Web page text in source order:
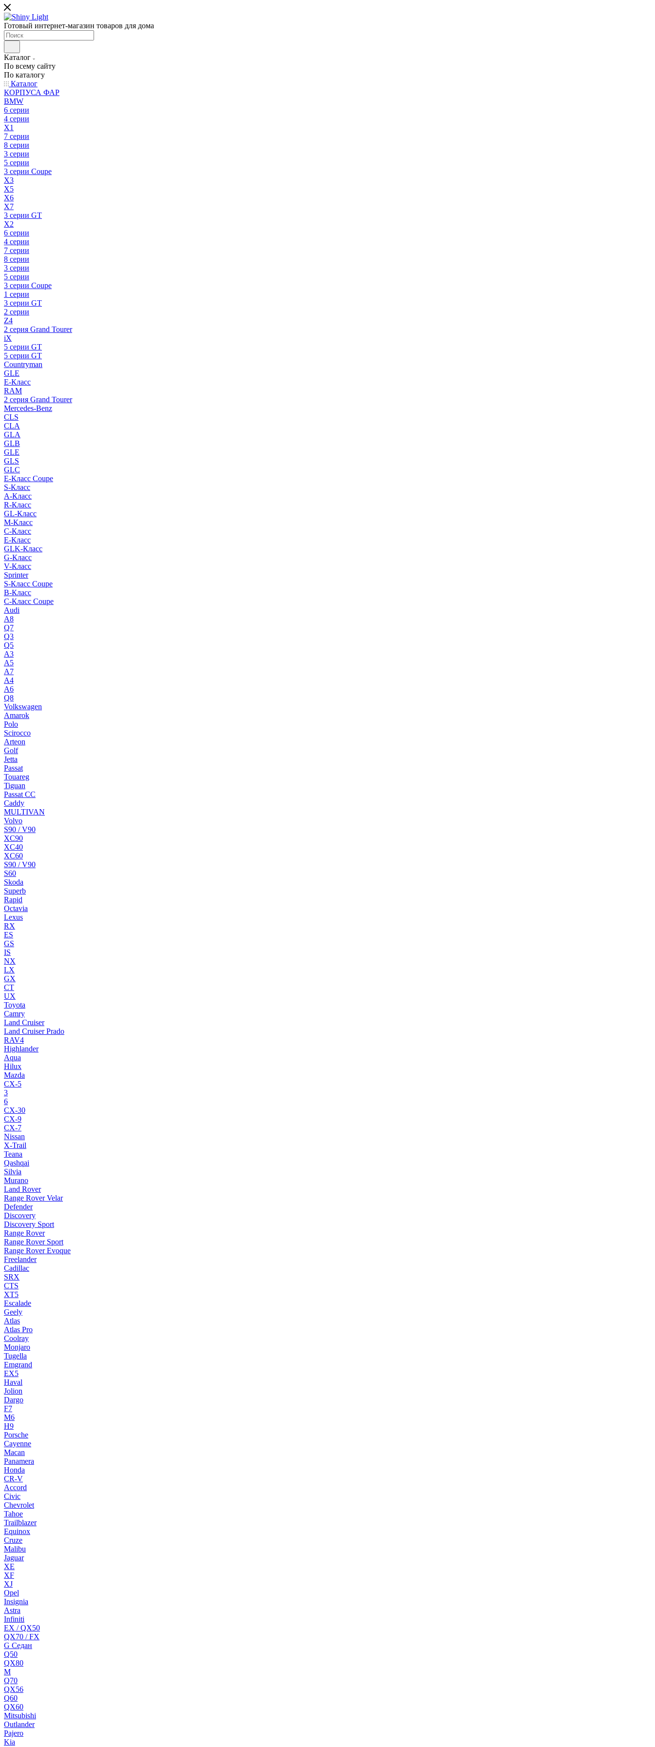
Готовый интернет-магазин товаров для дома
Каталог
По всему сайту
По каталогу
Каталог
КОРПУСА ФАР
BMW
6 серии
4 серии
X1
7 серии
8 серии
3 серии
5 серии
3 серии Coupe
X3
X5
X6
X7
3 серии GT
X2
6 серии
4 серии
7 серии
8 серии
3 серии
5 серии
3 серии Coupe
1 серии
3 серии GT
2 серии
Z4
2 серия Grand Tourer
iX
5 серии GT
5 серии GT
Countryman
GLE
E-Класс
RAM
2 серия Grand Tourer
Mercedes-Benz
CLS
CLA
GLA
GLB
GLE
GLS
GLC
E-Класс Coupe
S-Класс
A-Класс
R-Класс
GL-Класс
M-Класс
C-Класс
E-Класс
GLK-Класс
G-Класс
V-Класс
Sprinter
S-Класс Сoupe
B-Класс
C-Класс Coupe
Audi
A8
Q7
Q3
Q5
A3
A5
A7
A4
A6
Q8
Volkswagen
Amarok
Polo
Scirocco
Arteon
Golf
Jetta
Passat
Touareg
Tiguan
Passat CC
Caddy
MULTIVAN
Volvo
S90 / V90
XC90
XC40
XC60
S90 / V90
S60
Skoda
Superb
Rapid
Octavia
Lexus
RX
ES
GS
IS
NX
LX
GX
CT
UX
Toyota
Camry
Land Cruiser
Land Cruiser Prado
RAV4
Highlander
Aqua
Hilux
Mazda
CX-5
3
6
CX-30
CX-9
CX-7
Nissan
X-Trail
Teana
Qashqai
Silvia
Murano
Land Rover
Range Rover Velar
Defender
Discovery
Discovery Sport
Range Rover
Range Rover Sport
Range Rover Evoque
Freelander
Cadillac
SRX
CTS
XT5
Escalade
Geely
Atlas
Atlas Pro
Coolray
Monjaro
Tugella
Emgrand
EX5
Haval
Jolion
Dargo
F7
M6
H9
Porsche
Cayenne
Macan
Panamera
Honda
CR-V
Accord
Civic
Chevrolet
Tahoe
Trailblazer
Equinox
Cruze
Malibu
Jaguar
XE
XF
XJ
Opel
Insignia
Astra
Infiniti
EX / QX50
QX70 / FX
G Cедан
Q50
QX80
M
Q70
QX56
Q60
QX60
Mitsubishi
Outlander
Pajero
Kia